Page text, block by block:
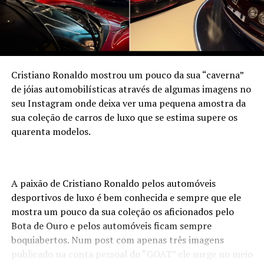
Cristiano Ronaldo mostrou um pouco da sua “caverna”
de jóias automobilísticas através de algumas imagens no
seu Instagram onde deixa ver uma pequena amostra da
sua coleção de carros de luxo que se estima supere os
quarenta modelos.
A paixão de Cristiano Ronaldo pelos automóveis
desportivos de luxo é bem conhecida e sempre que ele
mostra um pouco da sua coleção os aficionados pelo
Bota de Ouro e pelos automóveis ficam sempre
boquiabertos. Num post com apenas três imagens
publicado na conta pessoal do “GOAT” ele surge no meio